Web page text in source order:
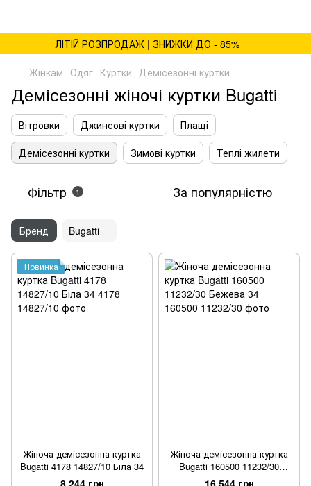
ЛІТІЙ РОЗПРОДАЖ | ЗНИЖКИ ДО - 85%
Жінкам Одяг Куртки Демісезонні куртки
Демісезонні жіночі куртки Bugatti
Вітровки Джинсові куртки
Плащі
Демісезонні куртки
Зимові куртки Теплі жилети
Фільтр 1 За популярністю
Бренд Bugatti
Новинка
Жіноча демісезонна куртка
Bugatti 4178 14827/10 Біла 34
Жіноча демісезонна куртка
Bugatti 160500 11232/30
Бежева 34